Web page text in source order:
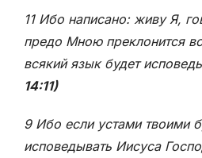
11 Ибо написано: живу Я,
предо Мною преклонится
всякий язык будет
14:11)
9 Ибо если устами твоими
исповедывать Иисуса